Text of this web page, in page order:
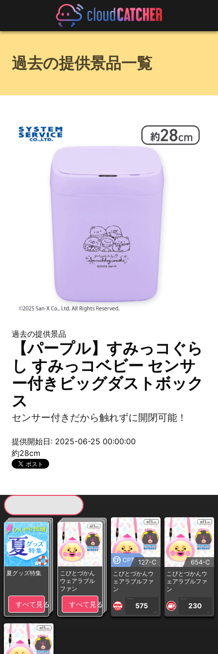
過去の提供景品一覧
過去の提供景品
【パープル】すみっコぐら
し すみっコベビー センサ
ー付きビッグダストボック
ス
センサー付きだから触れずに開閉可能！
提供開始日: 2025-06-25 00:00:00
約28cm
夏グッズ特集
すべて見る
こびとづかん
ウェアラブル
ファン
すべて見る
CP専用127-C
こびとづかんウ
ェアラブルファ
ン
1PLAY
575
CP
654-C
こびとづかんウ
ェアラブルファ
ン
1PLAY
230
CP